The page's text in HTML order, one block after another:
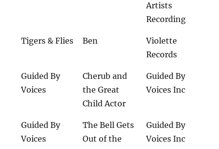
Artists
Recording
Tigers & Flies Ben
Violette
Records
Guided By
Voices
Cherub and
the Great
Child Actor
Guided By
Voices Inc
Guided By
Voices
The Bell Gets
Out of the
Guided By
Voices Inc